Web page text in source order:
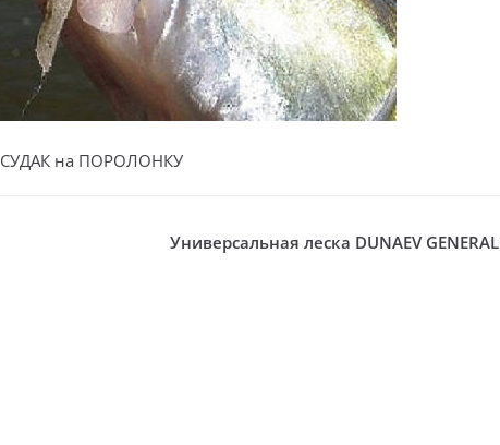
СУДАК на ПОРОЛОНКУ
Универсальная леска DUNAEV GENERAL